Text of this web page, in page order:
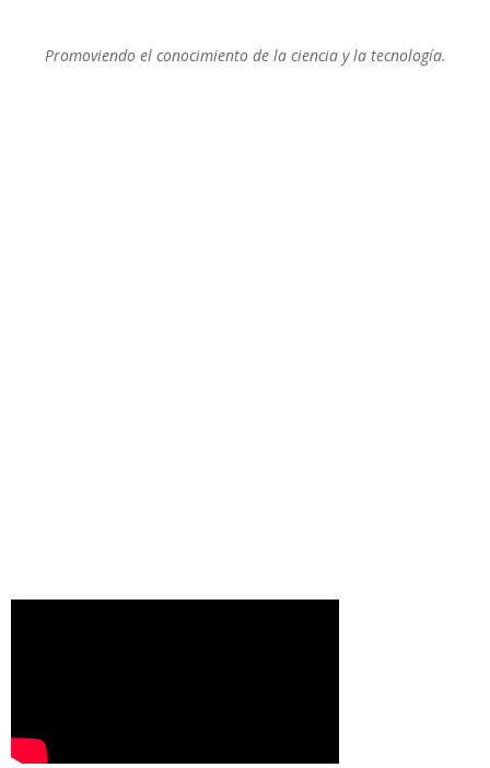
Promoviendo el conocimiento de la ciencia y la tecnología.